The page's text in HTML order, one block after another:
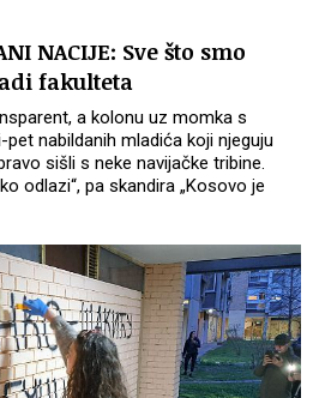
NACIJE: Sve što smo
fakulteta
a kolonu uz momka s
nabildanih mladića koji njeguju
sišli s neke navijačke tribine.
odlazi“, pa skandira „Kosovo je